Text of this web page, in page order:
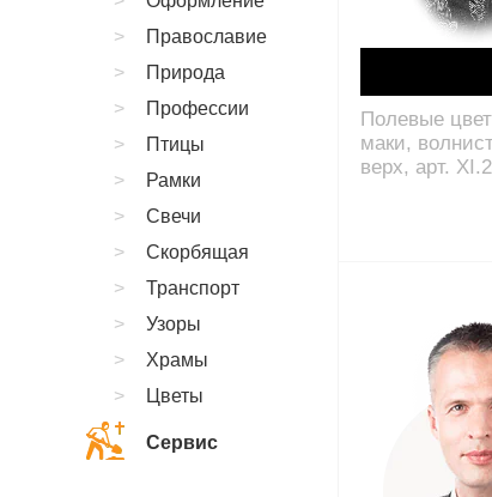
Полевые
маки,
верх, арт.
Православие
Природа
Профессии
Птицы
Рамки
Свечи
Скорбящая
Транспорт
Узоры
Храмы
Цветы
Сервис